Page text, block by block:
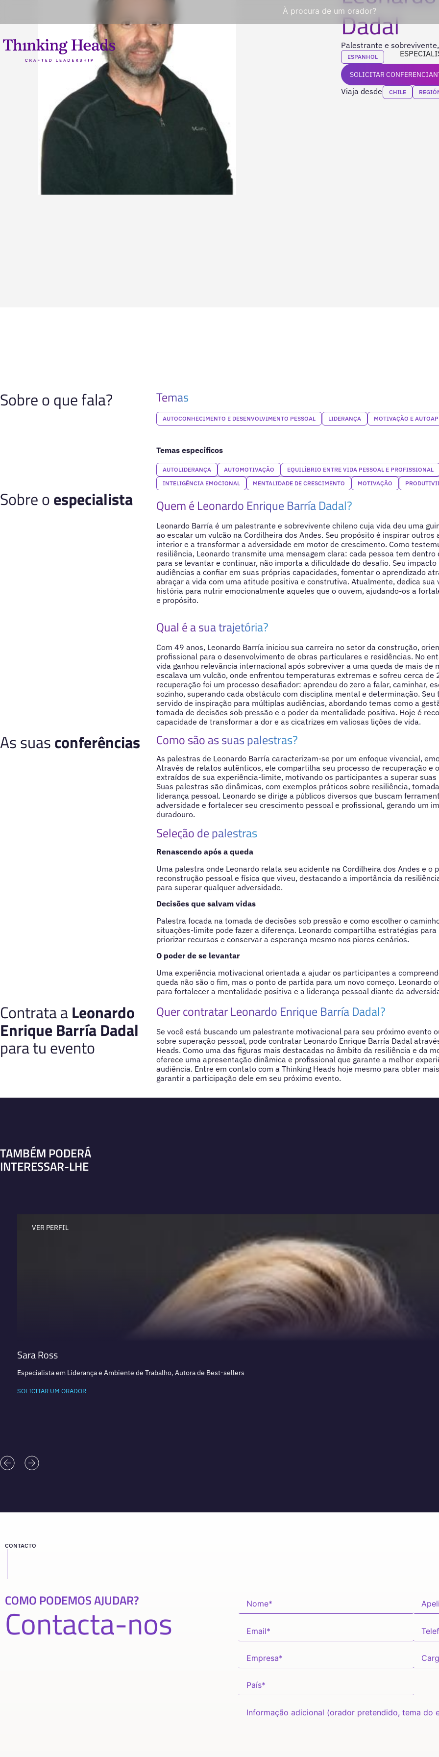
À procura de um orador?
Dadal
Palestrante e
ESPANHOL
SOLICITAR
Viaja desde CHILE
Sobre o que fala? Temas
AUTOCONHECIMENTO E DESENVOLVIMENTO PESSOAL LIDERANÇA MOTIVAÇÃO E
Temas específicos
AUTOLIDERANÇA AUTOMOTIVAÇÃO
EQUILÍBRIO ENTRE VIDA PESSOAL E PROFISSIONAL
INTELIGÊNCIA EMOCIONAL
MENTALIDADE DE CRESCIMENTO MOTIVAÇÃO
Sobre oespecialista Quem é Leonardo Enrique Barría Dadal?
Leonardo Barría é um palestrante e sobrevivente chileno cuja vida deu uma
ao escalar um vulcão na Cordilheira dos Andes. Seu propósito é inspirar outros
interior e a transformar a adversidade em motor de crescimento. Como
resiliência, Leonardo transmite uma mensagem clara: cada pessoa tem dentro
para se levantar e continuar, não importa a dificuldade do desafio. Seu
audiências a confiar em suas próprias capacidades, fomentar o aprendizado
abraçar a vida com uma atitude positiva e construtiva. Atualmente, dedica sua
história para nutrir emocionalmente aqueles que o ouvem, ajudando-os a
e propósito.
Qual é a sua trajetória?
Com 49 anos, Leonardo Barría iniciou sua carreira no setor da construção,
profissional para o desenvolvimento de obras particulares e residências. No
vida ganhou relevância internacional após sobreviver a uma queda de mais de
escalava um vulcão, onde enfrentou temperaturas extremas e sofreu cerca de
recuperação foi um processo desafiador: aprendeu do zero a falar, caminhar,
sozinho, superando cada obstáculo com disciplina mental e determinação.
servido de inspiração para múltiplas audiências, abordando temas como a
tomada de decisões sob pressão e o poder da mentalidade positiva. Hoje é
capacidade de transformar a dor e as cicatrizes em valiosas lições de vida.
As suasconferências Como são as suas palestras?
As palestras de Leonardo Barría caracterizam-se por um enfoque vivencial,
Através de relatos autênticos, ele compartilha seu processo de recuperação e
extraídos de sua experiência-limite, motivando os participantes a superar
Suas palestras são dinâmicas, com exemplos práticos sobre resiliência,
liderança pessoal. Leonardo se dirige a públicos diversos que buscam
adversidade e fortalecer seu crescimento pessoal e profissional, gerando um
duradouro.
Seleção de palestras
Renascendo após a queda
Uma palestra onde Leonardo relata seu acidente na Cordilheira dos Andes e o
reconstrução pessoal e física que viveu, destacando a importância da
para superar qualquer adversidade.
Decisões que salvam vidas
Palestra focada na tomada de decisões sob pressão e como escolher o
situações-limite pode fazer a diferença. Leonardo compartilha estratégias
priorizar recursos e conservar a esperança mesmo nos piores cenários.
O poder de se levantar
Uma experiência motivacional orientada a ajudar os participantes a
queda não são o fim, mas o ponto de partida para um novo começo. Leonardo
para fortalecer a mentalidade positiva e a liderança pessoal diante da
Contrata aLeonardo
Enrique Barría Dadal
para tu evento
Quer contratar Leonardo Enrique Barría Dadal?
Se você está buscando um palestrante motivacional para seu próximo evento
sobre superação pessoal, pode contratar Leonardo Enrique Barría Dadal
Heads. Como uma das figuras mais destacadas no âmbito da resiliência e da
oferece uma apresentação dinâmica e profissional que garante a melhor
audiência. Entre em contato com a Thinking Heads hoje mesmo para obter
garantir a participação dele em seu próximo evento.
TAMBÉM PODERÁ
INTERESSAR-LHE
VER PERFIL
Sara Ross
Especialista em Liderança e Ambiente de Trabalho, Autora de Best-sellers
SOLICITAR UM ORADOR
CONTACTO
COMO PODEMOS AJUDAR?
Contacta-nos